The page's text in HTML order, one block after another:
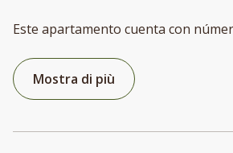
Este apartamento cuenta con
Mostra di più